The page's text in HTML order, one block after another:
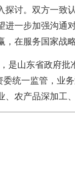
讨。双方一致
进一步加强沟通
在服务国家战
山东省政府批
统一监管，业
农产品深加工